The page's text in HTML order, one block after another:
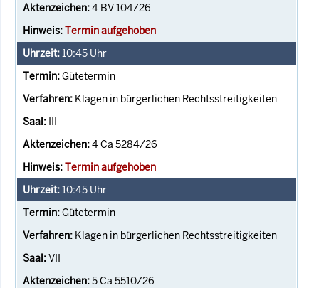
4 BV 104/26
Termin aufgehoben
10:45 Uhr
Gütetermin
Klagen in bürgerlichen Rechtsstreitigkeiten
III
4 Ca 5284/26
Termin aufgehoben
10:45 Uhr
Gütetermin
Klagen in bürgerlichen Rechtsstreitigkeiten
VII
5 Ca 5510/26